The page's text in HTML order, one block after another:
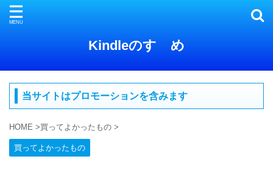
Kindleのすゝめ
当サイトはプロモーションを含みます
HOME >買ってよかったもの >
買ってよかったもの